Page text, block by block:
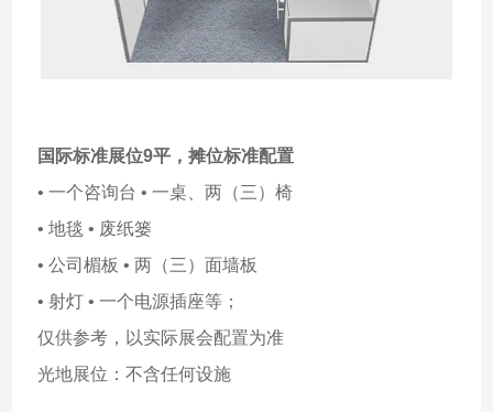
国际标准展位9平，摊位标准配置
• 一个咨询台 • 一桌、两（三）椅
• 地毯 • 废纸篓
• 公司楣板 • 两（三）面墙板
• 射灯 • 一个电源插座等；
仅供参考，以实际展会配置为准
光地展位：不含任何设施